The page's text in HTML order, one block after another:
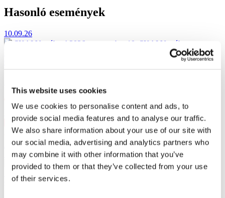
This website uses cookies
We use cookies to personalise content and ads, to
provide social media features and to analyse our traffic.
We also share information about your use of our site with
our social media, advertising and analytics partners who
may combine it with other information that you’ve
provided to them or that they’ve collected from your use
of their services.
Hasonló események
10.09.26
SKAI Varsóban! 2026. szeptember 10. SKAI Varsóban a
PLN167
Jegy vásárlása
11.09.26
SKAI Szczecinben! 2026. szeptember 11. SKAI Szczecin a
Kosmosban. 25 év a színpadon.
Concertos